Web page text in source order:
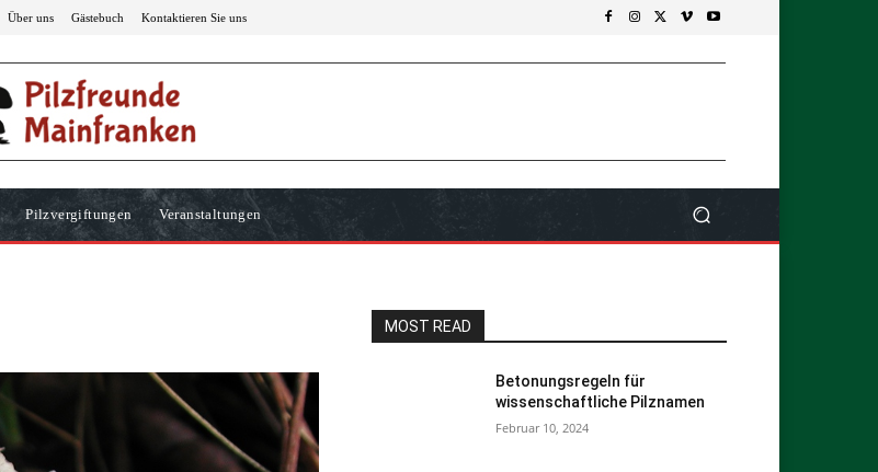
Über uns Gästebuch Kontaktieren Sie uns
Pilzvergiftungen Veranstaltungen
MOST READ
Betonungsregeln für
wissenschaftliche Pilznamen
Februar 10, 2024